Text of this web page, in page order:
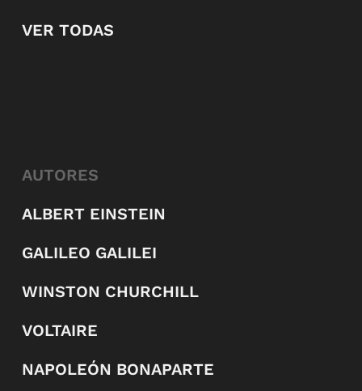
VER TODAS
AUTORES
ALBERT EINSTEIN
GALILEO GALILEI
WINSTON CHURCHILL
VOLTAIRE
NAPOLEÓN BONAPARTE